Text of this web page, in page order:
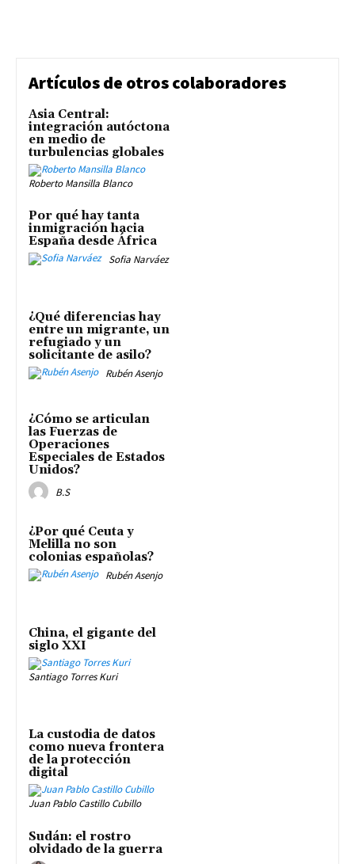
Artículos de otros colaboradores
Asia Central:
integración autóctona
en medio de
turbulencias globales
Roberto Mansilla Blanco
Por qué hay tanta
inmigración hacia
España desde África
Sofia Narváez
¿Qué diferencias hay
entre un migrante, un
refugiado y un
solicitante de asilo?
Rubén Asenjo
¿Cómo se articulan
las Fuerzas de
Operaciones
Especiales de Estados
Unidos?
B.S
¿Por qué Ceuta y
Melilla no son
colonias españolas?
Rubén Asenjo
China, el gigante del
siglo XXI
Santiago Torres Kuri
La custodia de datos
como nueva frontera
de la protección
digital
Juan Pablo Castillo Cubillo
Sudán: el rostro
olvidado de la guerra